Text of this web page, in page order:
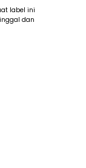
label ini
dan